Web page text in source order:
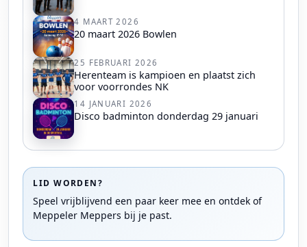
4 MAART 2026
20 maart 2026 Bowlen
25 FEBRUARI 2026
Herenteam is kampioen en plaatst zich
voor voorrondes NK
14 JANUARI 2026
Disco badminton donderdag 29 januari
LID WORDEN?
Speel vrijblijvend een paar keer mee en ontdek of
Meppeler Meppers bij je past.